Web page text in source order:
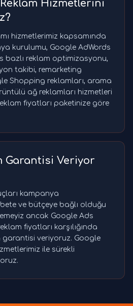
Hizmetlerini
hizmetlerimiz kapsamında
kurulumu, Google AdWords
bazlı reklam optimizasyonu,
takibi, remarketing
Shopping reklamları, arama
ağ reklamları hizmetleri
fiyatları paketinize göre
Garantisi Veriyor
kampanya
ve bütçeye bağlı olduğu
ancak Google Ads
fiyatları karşılığında
garantisi veriyoruz. Google
ile sürekli